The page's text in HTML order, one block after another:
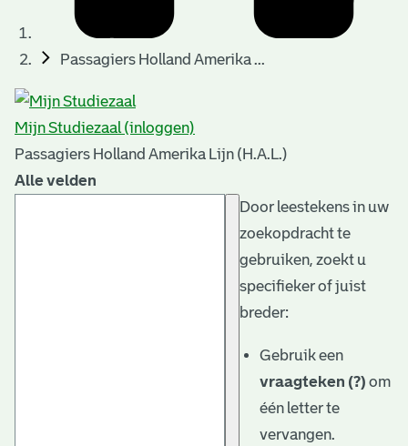
Passagiers Holland Amerika ...
Mijn Studiezaal (inloggen)
Passagiers Holland Amerika Lijn (H.A.L.)
Alle velden
Door leestekens in uw
zoekopdracht te
gebruiken, zoekt u
specifieker of juist
breder:
Gebruik een
vraagteken (?) om
één letter te
vervangen.